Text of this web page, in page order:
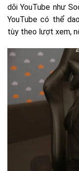
dõi YouTube như
YouTube có thể
tùy theo lượt xem,